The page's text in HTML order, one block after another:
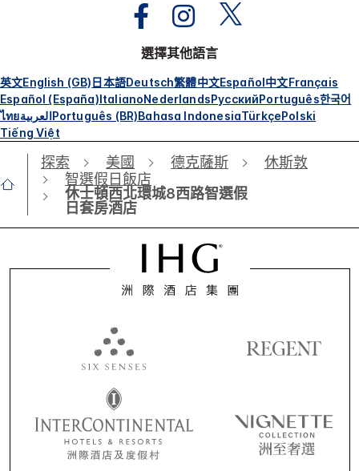
選擇其他語言
英文English (GB)日本語Deutsch繁體中文Español中文Français
Español (España)ItalianoNederlandsРусскийPortuguês한국어
ไทยالعربيةPortuguês (BR)Bahasa IndonesiaTürkçePolski
Tiếng Việt
探索 美國 德克薩斯
休斯敦
智選假日飯店
休士頓西北環城8西路智選假
日套房酒店